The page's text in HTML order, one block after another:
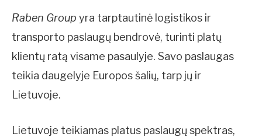
Raben Group yra tarptautinė logistikos ir
transporto paslaugų bendrovė, turinti platų
klientų ratą visame pasaulyje. Savo paslaugas
teikia daugelyje Europos šalių, tarp jų ir
Lietuvoje.
Lietuvoje teikiamas platus paslaugų spektras,